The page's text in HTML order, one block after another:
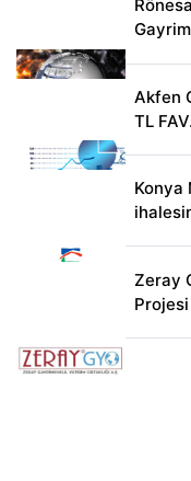
Akfen
TL
Konya
Zeray
Projesi